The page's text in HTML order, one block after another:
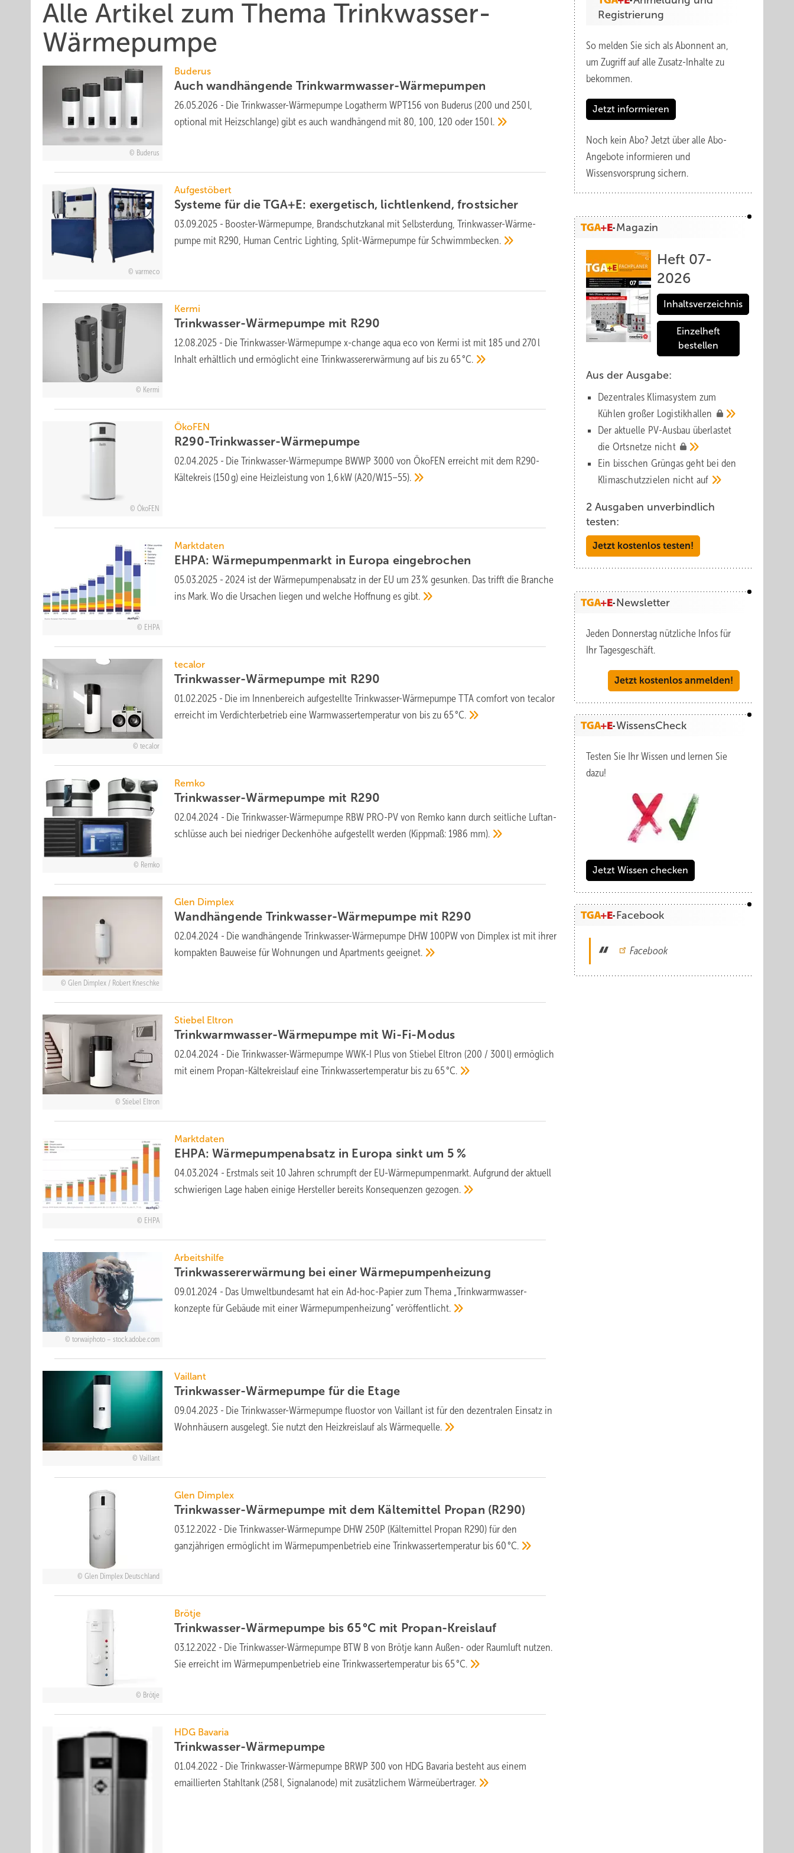
Alle Artikel zum Thema Trinkwasser-
Wärmepumpe
Buderus
Buderus
Auch wandhängende Trinkwarmwasser-Wärmepumpen
26.05.2026 - Die Trinkwasser-Wärmepumpe Logatherm WPT156 von Buderus (200 und 250 l,
optional mit Heiz­schlange) gibt es auch wand­hängend mit 80, 100, 120 oder150 l.
varmeco
Aufgestöbert
Systeme für die TGA+E: ex­er­ge­tisch, licht­len­kend,frost­si­cher
03.09.2025 - Booster-Wärme­pumpe, Brand­schutz­ka­nal mit Selbst­er­dung, Trink­wasser-Wärme­
pumpe mit R290, Human Centric Lighting, Split-Wärme­pumpe fürSchwimm­becken.
Kermi
Kermi
Trinkwasser-Wärmepumpe mit R290
12.08.2025 - Die Trinkwasser-Wärmepumpe x-change aqua eco von Kermi ist mit 185 und 270 l
Inhalt er­hält­lich und er­mög­licht eine Trink­wasser­er­wär­mung auf bis zu 65 °C.
ÖkoFEN
ÖkoFEN
R290-Trinkwasser-Wärmepumpe
02.04.2025 - Die Trink­wasser-Wärme­pumpe BWWP 3000 von ÖkoFEN erreicht mit dem R290-
Kälte­kreis (150 g) eine Heiz­leis­tung von 1,6 kW(A20/W15–55).
EHPA
Marktdaten
EHPA: Wärmepumpen­markt in Europa ein­gebrochen
05.03.2025 - 2024 ist der Wärme­pumpen­absatz in der EU um 23 % ge­sun­ken. Das trifft die Bran­che
ins Mark. Wo die Ur­sa­chen lie­gen und wel­che Hoff­nung esgibt.
tecalor
tecalor
Trinkwasser-Wärmepumpe mit R290
01.02.2025 - Die im Innen­bereich auf­ge­stellte Trinkwasser-Wärme­pumpe TTA comfort von tecalor
erreicht im Verdichter­betrieb eine Warm­wasser­tem­pe­ratur von bis zu 65 °C.
Remko
Remko
Trinkwasser-Wärme­pumpe mit R290
02.04.2024 - Die Trink­wasser-Wärme­pumpe RBW PRO-PV von Remko kann durch seit­li­che Luft­an­
schlüs­se auch bei nie­dri­ger Decken­hö­he auf­ge­stellt wer­den (Kipp­maß: 1986 mm).
Glen Dimplex / Robert Kneschke
Glen Dimplex
Wandhängende Trink­wasser-Wärme­pumpe mit R290
02.04.2024 - Die wand­hängende Trink­wasser-Wärme­pumpe DHW 100PW von Dimplex ist mit ihrer
kom­pak­ten Bau­weise für Woh­nun­gen und Apart­mentsge­eig­net.
Stiebel Eltron
Stiebel Eltron
Trinkwarmwasser-Wärme­pumpe mitWi-Fi-Modus
02.04.2024 - Die Trinkwasser-Wärme­pum­pe WWK-I Plus von Stiebel Eltron (200 / 300 l) er­mög­lich
mit einem Propan-Kälte­kreis­lauf eine Trink­wasser­tem­pe­ra­tur bis zu 65 °C.
EHPA
Marktdaten
EHPA: Wärmepumpenabsatz in Europa sinkt um 5%
04.03.2024 - Erstmals seit 10 Jahren schrumpft der EU-Wärmepumpenmarkt. Aufgrund der aktuell
schwierigen Lage haben einige Hersteller bereits Konsequenzengezogen.
torwaiphoto – stock.adobe.com
Arbeitshilfe
Trink­wasser­er­wärmung bei einerWärme­pumpen­heizung
09.01.2024 - Das Umwelt­bundes­amt hat ein Ad-hoc-Papier zum Thema „Trink­warm­wasser­
konzepte für Gebäude mit einer Wärme­pumpen­heizung“veröffentlicht.
Vaillant
Vaillant
Trinkwasser-Wärmepumpe für die Etage
09.04.2023 - Die Trinkwasser-Wärmepumpe fluostor von Vaillant ist für den dezentralen Einsatz in
Wohnhäusern ausgelegt. Sie nutzt den Heizkreislauf alsWärmequelle.
Glen Dimplex Deutschland
Glen Dimplex
Trinkwasser-Wärmepumpe mit dem Kältemittel Propan (R290)
03.12.2022 - Die Trinkwasser-Wärmepumpe DHW 250P (Kältemittel Propan R290) für den
ganzjährigen ermöglicht im Wärmepumpenbetrieb eine Trinkwassertemperatur bis 60 °C.
Brötje
Brötje
Trinkwasser-Wärmepumpe bis 65 °C mit Propan-Kreislauf
03.12.2022 - Die Trinkwasser-Wärmepumpe BTW B von Brötje kann Außen- oder Raumluft nutzen.
Sie erreicht im Wärmepumpenbetrieb eine Trinkwassertemperatur bis 65 °C.
HDG Bavaria
Trinkwasser-Wärmepumpe
01.04.2022 - Die Trinkwasser-Wärmepumpe BRWP 300 von HDG Bavaria besteht aus einem
emaillierten Stahltank (258 l, Signalanode) mit zusätzlichemWärmeübertrager.
Registrierung
So melden Sie sich als Abonnent an,
um Zugriff auf alle Zusatz-Inhalte zu
bekommen.
Jetzt informieren
Noch kein Abo? Jetzt über alle Abo-
Angebote informieren und
Wissensvorsprung sichern.
Magazin
Heft 07-
2026
Inhaltsverzeichnis
Einzelheft
bestellen
Aus der Ausgabe:
Dezentrales Klimasystem zum
Kühlen großer Logistik­hallen
Der aktuelle PV-Ausbau über­lastet
die Orts­netze nicht
Ein bisschen Grüngas geht bei den
Klima­schutz­zielen nicht auf
2 Ausgaben unverbindlich
testen:
Jetzt kostenlos testen!
Newsletter
Jeden Donnerstag nützliche Infos für
Ihr Tagesgeschäft.
Jetzt kostenlos anmelden!
WissensCheck
Testen Sie Ihr Wissen und lernen Sie
dazu!
Jetzt Wissen checken
Facebook
Facebook